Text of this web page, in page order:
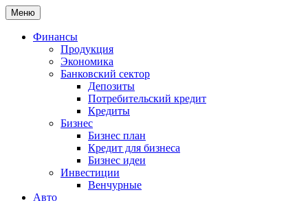
Меню
Финансы
Продукция
Экономика
Банковский сектор
Депозиты
Потребительский кредит
Кредиты
Бизнес
Бизнес план
Кредит для бизнеса
Бизнес идеи
Инвестиции
Венчурные
Авто